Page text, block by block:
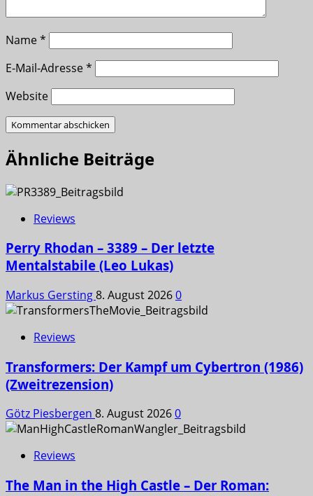
Name*
E-Mail-Adresse*
Website
Ähnliche Beiträge
Reviews
Perry Rhodan – 3389 – Der letzte
Mentalstabile (Leo Lukas)
Markus Gersting8. August 20260
Reviews
Transformers: Der Kampf um Cybertron (1986)
(Zweitrezension)
Götz Piesbergen 8. August 20260
Reviews
The Man in the High Castle – Der Roman: